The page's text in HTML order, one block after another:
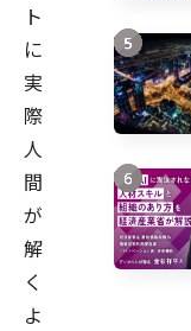
ト
に
実
際
人
間
が
解
く
よ